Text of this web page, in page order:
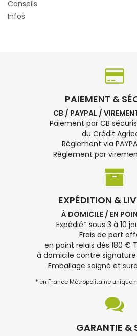
Conseils
Infos
PAIEMENT &
CB / PAYPAL /
Paiement par CB
du Crédit
Règlement via
Règlement par
EXPÉDITION &
À DOMICILE / EN
Expédié* sous 3 à 10
Frais de port
en point relais dès 180 €
à domicile contre signature
Emballage soigné et
* en France Métropolitaine
GARANTIE &